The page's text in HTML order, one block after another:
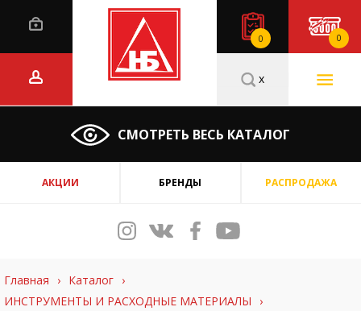
0 0
СМОТРЕТЬ ВЕСЬ КАТАЛОГ
x
АКЦИИ БРЕНДЫ РАСПРОДАЖА
Главная › Каталог ›
ИНСТРУМЕНТЫ И РАСХОДНЫЕ МАТЕРИАЛЫ
›